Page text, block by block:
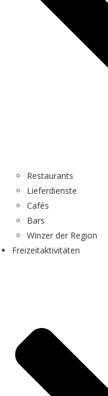
Restaurants
Lieferdienste
Cafés
Bars
Winzer der Region
Freizeitaktivitäten